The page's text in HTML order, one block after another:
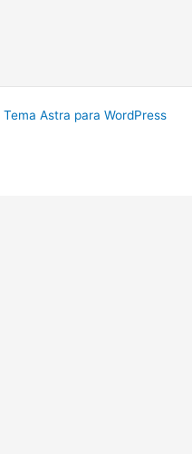
Tema Astra para WordPress